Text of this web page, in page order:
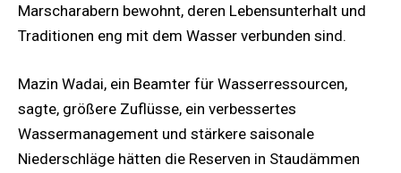
Marscharabern bewohnt, deren Lebensunterhalt und
Traditionen eng mit dem Wasser verbunden sind.
Mazin Wadai, ein Beamter für Wasserressourcen,
sagte, größere Zuflüsse, ein verbessertes
Wassermanagement und stärkere saisonale
Niederschläge hätten die Reserven in Staudämmen